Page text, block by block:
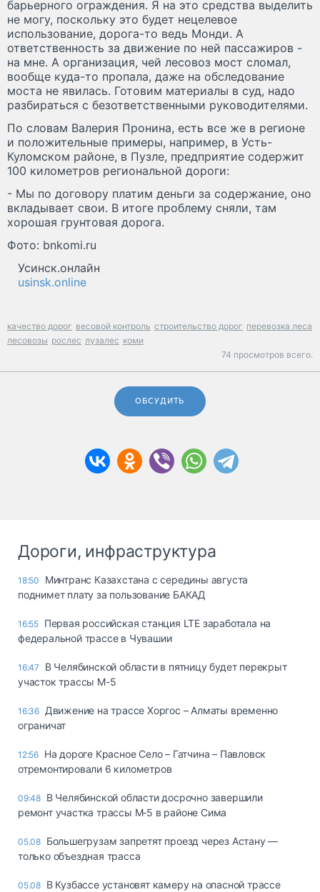
барьерного ограждения. Я на это средства выделить
не могу, поскольку это будет нецелевое
использование, дорога-то ведь Монди. А
ответственность за движение по ней пассажиров -
на мне. А организация, чей лесовоз мост сломал,
вообще куда-то пропала, даже на обследование
моста не явилась. Готовим материалы в суд, надо
разбираться с безответственными руководителями.
По словам Валерия Пронина, есть все же в регионе
и положительные примеры, например, в Усть-
Куломском районе, в Пузле, предприятие содержит
100 километров региональной дороги:
- Мы по договору платим деньги за содержание, оно
вкладывает свои. В итоге проблему сняли, там
хорошая грунтовая дорога.
Фото: bnkomi.ru
Усинск.онлайн
usinsk.online
качество дорог весовой контроль строительство дорог перевозка леса
лесовозы рослес лузалес коми
74 просмотров всего.
ОБСУДИТЬ
Дороги, инфраструктура
18:50
Минтранс Казахстана с середины августа
поднимет плату за пользование БАКАД
16:55 Первая российская станция LTE заработала на
федеральной трассе в Чувашии
16:47
В Челябинской области в пятницу будет перекрыт
участок трассы М-5
16:36 Движение на трассе Хоргос – Алматы временно
ограничат
12:56 На дороге Красное Село – Гатчина – Павловск
отремонтировали 6 километров
09:48 В Челябинской области досрочно завершили
ремонт участка трассы М‑5 в районе Сима
05.08 Большегрузам запретят проезд через Астану —
только объездная трасса
05.08 В Кузбассе установят камеру на опасной трассе